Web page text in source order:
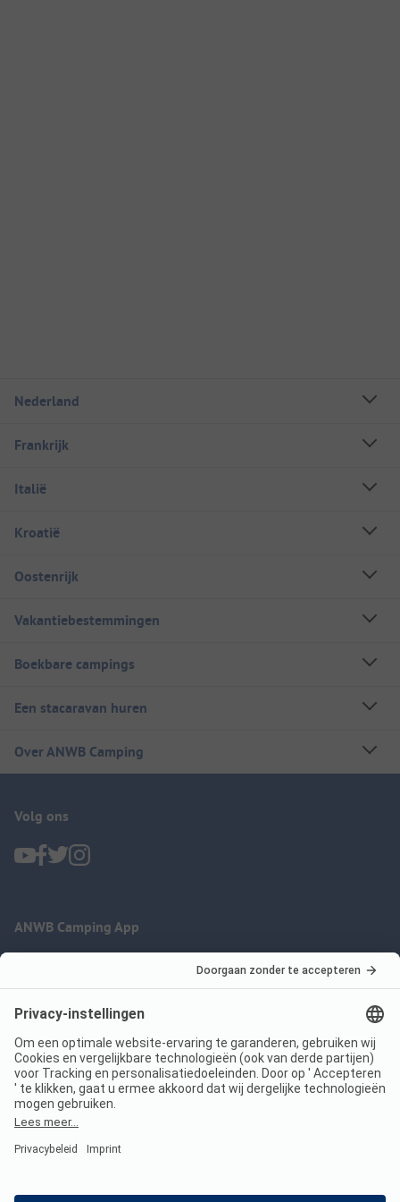
Nederland
Frankrijk
Italië
Kroatië
Oostenrijk
Vakantiebestemmingen
Boekbare campings
Een stacaravan huren
Over ANWB Camping
Volg ons
ANWB Camping App
Imprint
Jouw privacy
Voorwaarden
Wet digitale diensten